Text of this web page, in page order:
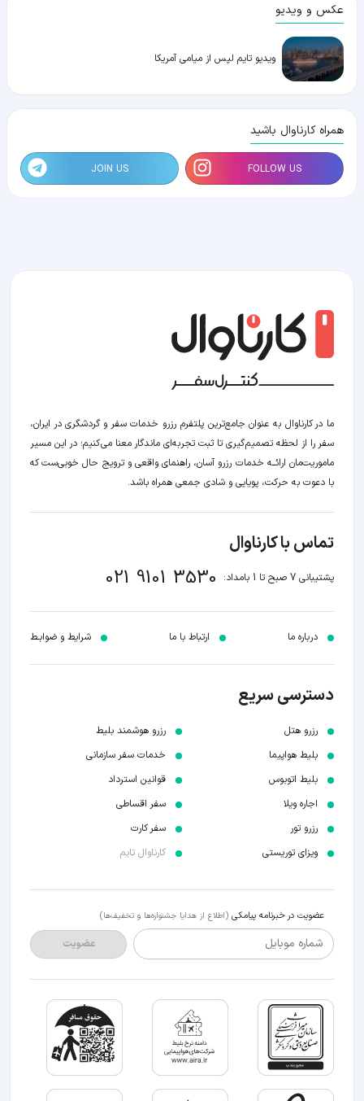
عکس و ویدیو
ویدیو تایم لپس از میامی آمریکا
همراه کارناوال باشید
FOLLOW US
JOIN US
ما در کارناوال به عنوان جامع‌ترین پلتفرم رزرو خدمات سفر و گردشگری در ایران،
سفر را از لحظه‌ تصمیم‌گیری تا ثبت تجربه‌ای ماندگار معنا می‌کنیم؛ در این مسیر‍
ماموریت‌مان اراﺋــﻪ خدمات رزرو آسان، راهنمای واقعی و ترویج حال خوبی‌ست که
با دعوت به حرکت، پویایی و شادی جمعی همراه باشد.
تماس با کارناوال
پشتیبانی 7 صبح تا 1 بامداد: 021 9101 3530
درباره ما ارتباط با ما شرایط و ضوابـط
دسترسی سریع
رزرو هتل
بلیط هواپیما
بلیط اتوبوس
اجاره ویلا
رزرو تور
ویزای توریستی
رزرو هوشمند بلیط
خدمات سفر سازمانی
قوانین استرداد
سفر اقساطی
سفر کارت
کارناوال تایم
عضویت در خبرنامه پیامکی (اطلاع از هدایا جشنواره‌ها و تخفیف‌ها)
شماره موبایل عضویت